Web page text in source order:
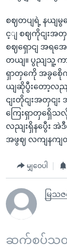
စဈတပျရဲ့ နယျမွ
င့ျ စဈကိုငျးအတှ
စဈရှောငျ အရအ
တယျ။ ပွညျသူ့ က
ရှာတှကေို အခွစေိုက
ယျဆိုပွီးတော့လည
ငျးတိုငျးအတှင
ကြေးရှာတှရှေိသ
လညျးရှိနပွေီး အဲ
အဖွဈ လကျနကျတ
မျှဝေပါ
မြသ
ဆက်စပ်သတင်